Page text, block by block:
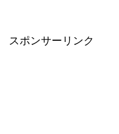
スポンサーリンク